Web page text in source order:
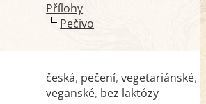
Přílohy
Pečivo
česká pečení vegetariánské
veganské bez laktózy